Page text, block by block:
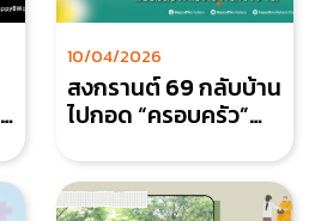
10/04/2026
สงกรานต์ 69 กลับบ้าน
ไปกอด “ครอบครัว”
สร้างแรงใจคนทำงาน